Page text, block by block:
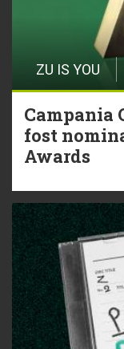
ZU IS YOU
Campania
fost
Awards